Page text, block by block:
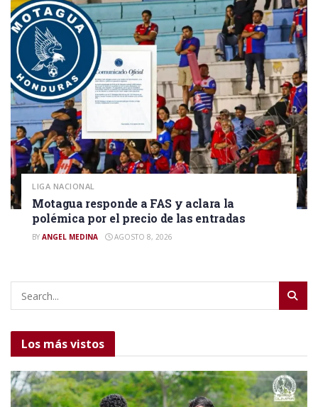
LIGA NACIONAL
Motagua responde a FAS y aclara la
polémica por el precio de las entradas
BY ANGEL MEDINA AGOSTO 8, 2026
Los más vistos